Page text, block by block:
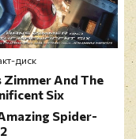
диск
Zimmer And The
Six
Spider-